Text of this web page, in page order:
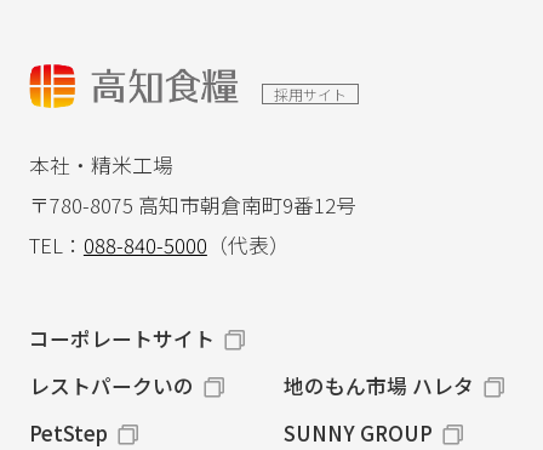
採用サイト
本社・精米工場
〒780-8075 高知市朝倉南町9番12号
TEL： 088-840-5000 （代表）
コーポレートサイト
地のもん市場 ハレタ
レストパークいの
SUNNY GROUP
PetStep